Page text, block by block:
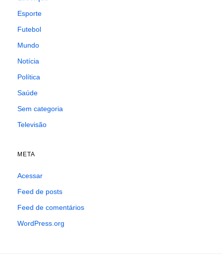
Esporte
Futebol
Mundo
Notícia
Política
Saúde
Sem categoria
Televisão
META
Acessar
Feed de posts
Feed de comentários
WordPress.org